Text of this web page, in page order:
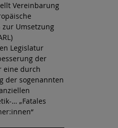
Vereinbarung
Umsetzung
Legislatur
der
eine durch
der sogenannten
… „Fatales